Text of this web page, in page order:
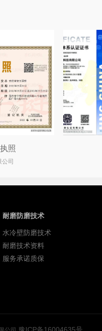
照
公司
耐磨防磨技术
水冷壁防磨技术
耐磨技术资料
服务承诺质保
豫ICP备16004635号